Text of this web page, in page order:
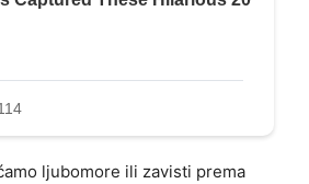
ljubomore ili zavisti prema